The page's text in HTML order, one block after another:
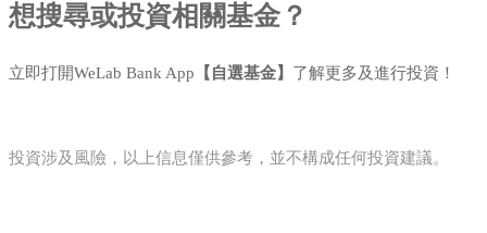
想搜尋或投資相關基金？
立即打開WeLab Bank App 【自選基金】 了解更多及進行投資！
投資涉及風險，以上信息僅供參考，並不構成任何投資建議。